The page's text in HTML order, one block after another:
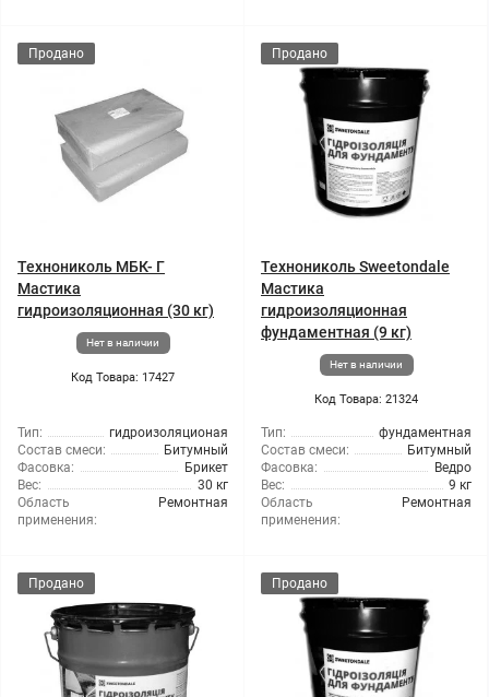
Продано
Технониколь МБК- Г
Мастика
гидроизоляционная (30 кг)
Нет в наличии
Код Товара: 17427
Тип:
гидроизоляционая
Состав смеси:
Битумный
Фасовка:
Брикет
Вес:
30 кг
Область
применения:
Ремонтная
Продано
Технониколь Sweetondale
Мастика
гидроизоляционная
фундаментная (9 кг)
Нет в наличии
Код Товара: 21324
Тип:
фундаментная
Состав смеси:
Битумный
Фасовка:
Ведро
Вес:
9 кг
Область
применения:
Ремонтная
Продано Продано